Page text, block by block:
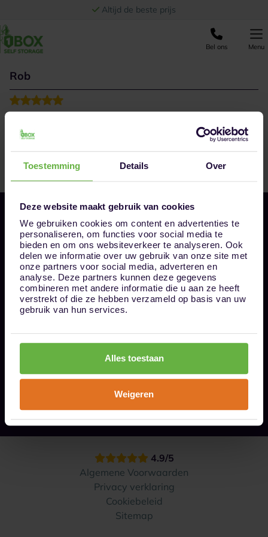
Toestemming Details Over
Deze website maakt gebruik van cookies
We gebruiken cookies om content en advertenties te
personaliseren, om functies voor social media te
bieden en om ons websiteverkeer te analyseren. Ook
delen we informatie over uw gebruik van onze site met
onze partners voor social media, adverteren en
analyse. Deze partners kunnen deze gegevens
combineren met andere informatie die u aan ze heeft
verstrekt of die ze hebben verzameld op basis van uw
gebruik van hun services.
Alles toestaan
Weigeren
Altijd de beste prijs
Bel ons Menu
Rob
Binnen alles netjes en licht. Binnen voldoende ruimte om
de auto te laden of lossen. Patricia werkt klantgericht
en handelt zaken snel en vriendelijk af.
Bel ons op 085 - 0161611
info@1box.nl
Volg ons
Onze opslaglocaties
Hoe werkt het?
4.9/5
Algemene Voorwaarden
Privacy verklaring
Cookiebeleid
Sitemap